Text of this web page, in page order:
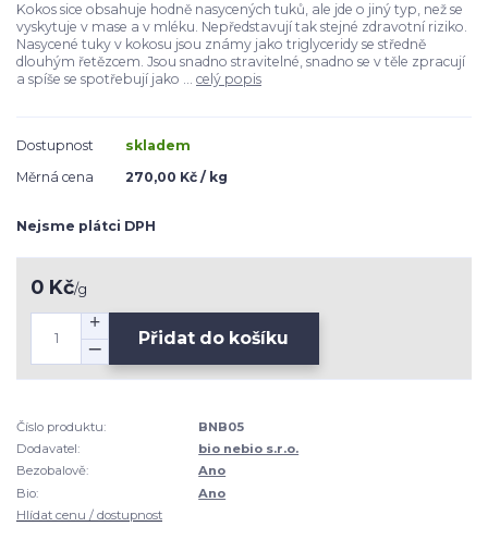
Kokos sice obsahuje hodně nasycených tuků, ale jde o jiný typ, než se
vyskytuje v mase a v mléku. Nepředstavují tak stejné zdravotní riziko.
Nasycené tuky v kokosu jsou známy jako triglyceridy se středně
dlouhým řetězcem. Jsou snadno stravitelné, snadno se v těle zpracují
a spíše se spotřebují jako ... celý popis
Dostupnost
skladem
Měrná cena
270,00 Kč / kg
Nejsme plátci DPH
0 Kč/g
Přidat do košíku
Číslo produktu:
BNB05
Dodavatel:
bio nebio s.r.o.
Bezobalově:
Ano
Bio:
Ano
Hlídat cenu / dostupnost